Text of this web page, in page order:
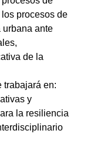
procesos de
ante
de la
trabajará en:
y
la resiliencia